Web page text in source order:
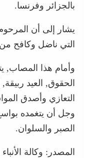
بالجزائر وفرنسا.
يشار إلى أن
التي ناضل وكافح من
وأمام هذا المصاب,
الحقوق, العيد
التعازي وأصدق
وجل أن يتغمده
الصبر والسلوان.
المصدر: وكالة